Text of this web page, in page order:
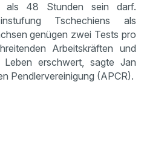
als 48 Stunden sein darf.
Tschechiens als
genügen zwei Tests pro
Arbeitskräften und
erschwert, sagte Jan
Pendlervereinigung (APCR).